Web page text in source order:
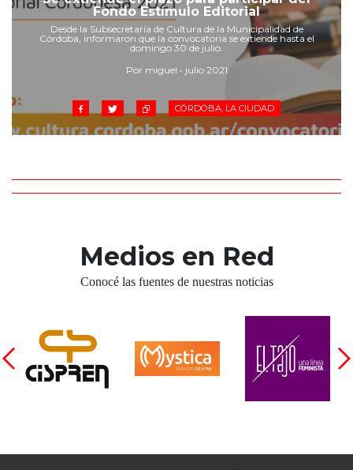
Cruz del Eje
Corredor de Ansenuza
La Carlota y zona
Laboulaye y sur
Río Tercero
Despeñaderos
Fondo Estímulo Editorial
Desde la Subsecretaría de Cultura de la Municipalidad de
Córdoba, informaron que la convocatoria se extiende hasta el
domingo 30 de julio.
Por miguel • julio 2021
CÓRDOBA, LA CIUDAD
Medios en Red
Conocé las fuentes de nuestras noticias